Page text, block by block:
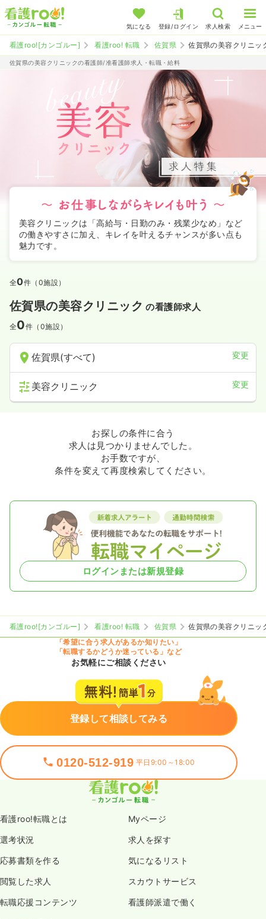
気になる 登録/ログイン 求人検索 メニュー
看護roo![カンゴルー] 看護roo! 転職 佐賀県 佐賀県の美容クリニッ
佐賀県の美容クリニックの看護師/准看護師求人・転職・給料
美容クリニックは「高給与・日勤のみ・残業少なめ」など
の働きやすさに加え、キレイを叶えるチャンスが多い点も
魅力です。
全0件（0施設）
佐賀県の美容クリニック の看護師求人
全0件（0施設）
佐賀県(すべて) 変更
美容クリニック 変更
お探しの条件に合う
求人は見つかりませんでした。
お手数ですが、
条件を変えて再度検索してください。
ログインまたは新規登録
看護roo![カンゴルー] 看護roo! 転職 佐賀県
佐賀県の美容クリニッ
「希望に合う求人があるか知りたい」
「転職するかどうか迷っている」など
お気軽にご相談ください
登録して相談してみる
0120-512-919 平日9:00～18:00
看護roo!転職とは Myページ
選考状況 求人を探す
応募書類を作る 気になるリスト
閲覧した求人 スカウトサービス
転職応援コンテンツ 看護師派遣で働く